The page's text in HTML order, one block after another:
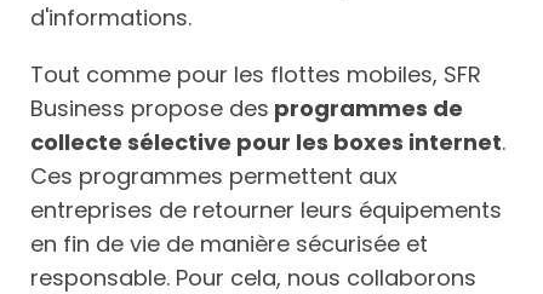
d'informations.
Tout comme pour les flottes mobiles, SFR
Business propose des programmes de
collecte sélective pour les boxes internet.
Ces programmes permettent aux
entreprises de retourner leurs équipements
en fin de vie de manière sécurisée et
responsable. Pour cela, nous collaborons